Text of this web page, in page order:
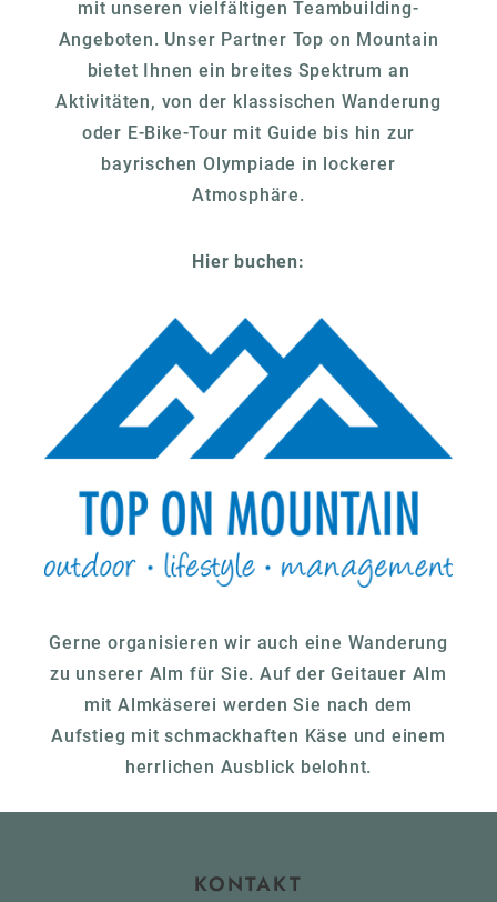
mit unseren vielfältigen Teambuilding-
Angeboten. Unser Partner Top on Mountain
bietet Ihnen ein breites Spektrum an
Aktivitäten, von der klassischen Wanderung
oder E-Bike-Tour mit Guide bis hin zur
bayrischen Olympiade in lockerer
Atmosphäre.
Hier buchen:
Gerne organisieren wir auch eine Wanderung
zu unserer Alm für Sie. Auf der Geitauer Alm
mit Almkäserei werden Sie nach dem
Aufstieg mit schmackhaften Käse und einem
herrlichen Ausblick belohnt.
KONTAKT